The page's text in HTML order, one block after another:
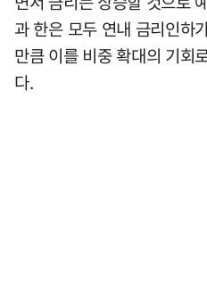
과 한은 모두 연내 금리인하
만큼 이를 비중 확대의 기회
다.